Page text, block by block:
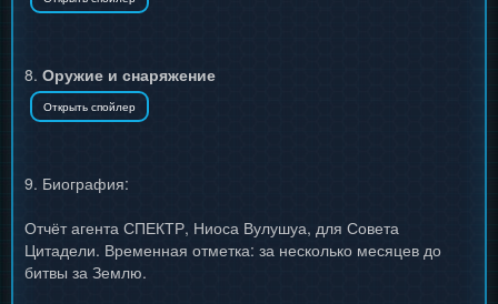
8. Оружие и снаряжение
9. Биография:
Отчёт агента СПЕКТР, Ниоса Вулушуа, для Совета
Цитадели. Временная отметка: за несколько месяцев до
битвы за Землю.